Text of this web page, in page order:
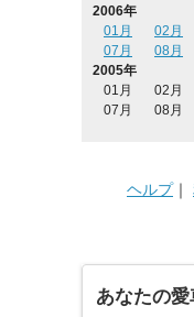
2006年
01月
02月
07月
08月
2005年
01月
02月
07月
08月
ヘルプ｜
あなたの愛